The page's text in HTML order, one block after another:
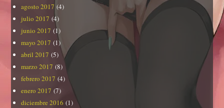
agosto 2017 (4)
julio 2017 (4)
junio 2017 (1)
mayo 2017 (1)
abril 2017 (5)
marzo 2017 (8)
febrero 2017 (4)
enero 2017 (7)
diciembre 2016 (1)